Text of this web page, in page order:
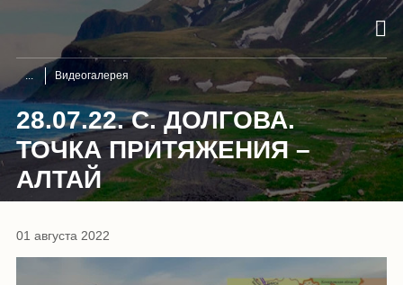
Видеогалерея
28.07.22. С. ДОЛГОВА.
ТОЧКА ПРИТЯЖЕНИЯ –
АЛТАЙ
01 августа 2022